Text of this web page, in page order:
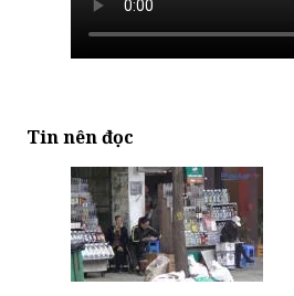
Tin nên đọc